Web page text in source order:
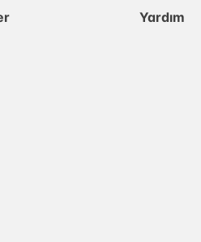
Yardım